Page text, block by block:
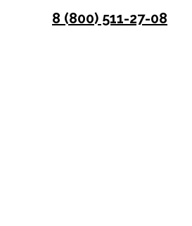
8 (800) 511-27-08